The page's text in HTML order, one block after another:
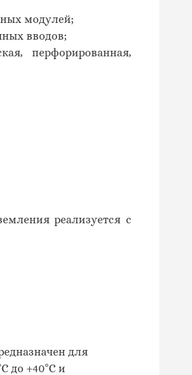
модулей;
вводов;
перфорированная,
реализуется с
для
до +40°С и